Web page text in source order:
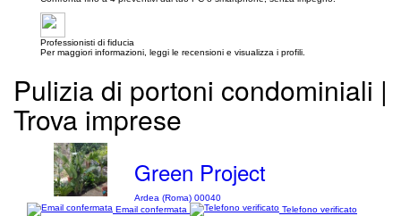
Professionisti di fiducia
Per maggiori informazioni, leggi le recensioni e visualizza i profili.
Pulizia di portoni condominiali |
Trova imprese
Green Project
Ardea (Roma) 00040
Email confermata
Telefono verificato